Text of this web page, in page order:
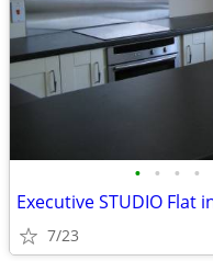
• • • •
7/23